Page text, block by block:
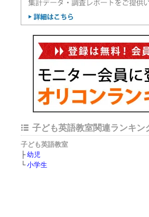
子ども英語教室関連ランキン
子ども英語教室
幼児
小学生